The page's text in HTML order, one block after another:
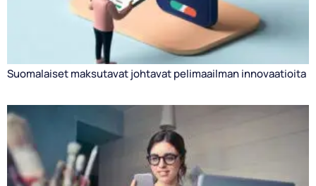
Suomalaiset maksutavat johtavat pelimaailman innovaatioita